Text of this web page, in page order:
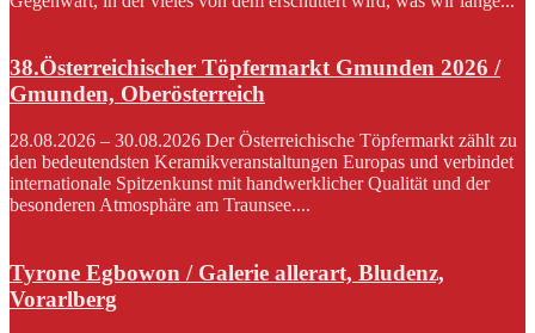
38.Österreichischer Töpfermarkt Gmunden 2026 /
Gmunden, Oberösterreich
28.08.2026 – 30.08.2026 Der Österreichische Töpfermarkt zählt zu
den bedeutendsten Keramikveranstaltungen Europas und verbindet
internationale Spitzenkunst mit handwerklicher Qualität und der
besonderen Atmosphäre am Traunsee....
Tyrone Egbowon / Galerie allerart, Bludenz,
Vorarlberg